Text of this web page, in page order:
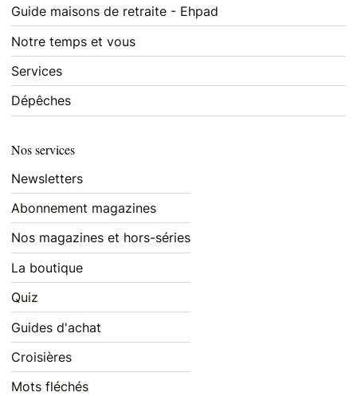
Guide maisons de retraite - Ehpad
Notre temps et vous
Services
Dépêches
Nos services
Newsletters
Abonnement magazines
Nos magazines et hors-séries
La boutique
Quiz
Guides d'achat
Croisières
Mots fléchés